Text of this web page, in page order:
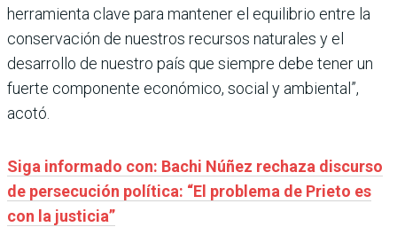
herramienta clave para mantener el equilibrio entre la
conservación de nuestros recursos naturales y el
desarrollo de nuestro país que siempre debe tener un
fuerte componente económico, social y ambiental”,
acotó.
Siga informado con: Bachi Núñez rechaza discurso
de persecución política: “El problema de Prieto es
con la justicia”